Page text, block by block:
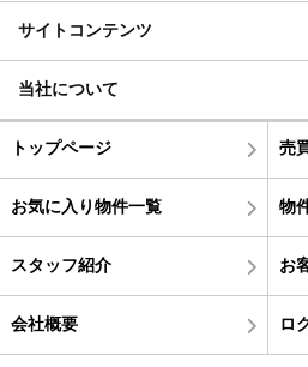
サイトコンテンツ
当社について
トップページ 売
お気に入り物件一覧 物
スタッフ紹介 お
会社概要 ロ